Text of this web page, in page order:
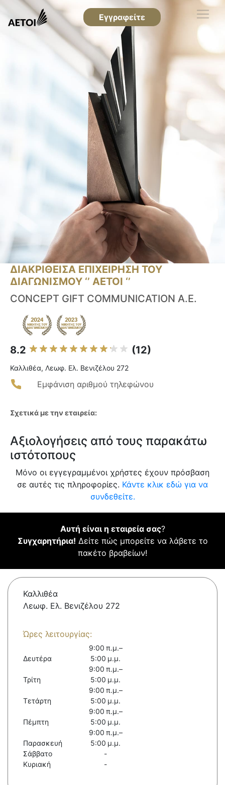
Εγγραφείτε
ΔΙΑΚΡΙΘΕΙΣΑ ΕΠΙΧΕΙΡΗΣΗ ΤΟΥ
ΔΙΑΓΩΝΙΣΜΟΥ ‘’ ΑΕΤΟΙ ‘’
CONCEPT GIFT COMMUNICATION Α.Ε.
8.2 (12)
Καλλιθέα, Λεωφ. Ελ. Βενιζέλου 272
Εμφάνιση αριθμού τηλεφώνου
Σχετικά με την εταιρεία:
Αξιολογήσεις από τους παρακάτω
ιστότοπους
Μόνο οι εγγεγραμμένοι χρήστες έχουν πρόσβαση
σε αυτές τις πληροφορίες. Κάντε κλικ εδώ για να
συνδεθείτε.
Αυτή είναι η εταιρεία σας?
Συγχαρητήρια! Δείτε πώς μπορείτε να λάβετε το
πακέτο βραβείων!
Καλλιθέα
Λεωφ. Ελ. Βενιζέλου 272
Ώρες λειτουργίας:
Δευτέρα
9:00 π.μ.–
5:00 μ.μ.
Τρίτη
9:00 π.μ.–
5:00 μ.μ.
Τετάρτη
9:00 π.μ.–
5:00 μ.μ.
Πέμπτη
9:00 π.μ.–
5:00 μ.μ.
Παρασκευή
9:00 π.μ.–
5:00 μ.μ.
Σάββατο
-
Κυριακή
-